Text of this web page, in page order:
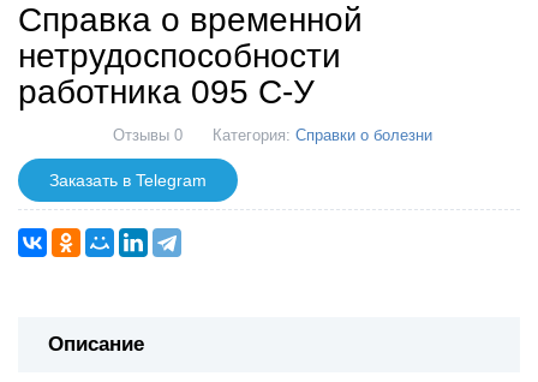
Справка о временной
нетрудоспособности
работника 095 С-У
Отзывы 0 Категория: Справки о болезни
Заказать в Telegram
Описание